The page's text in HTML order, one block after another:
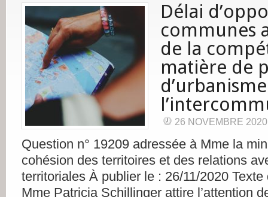
Délai
communes
de la
matière de
26 NOVEMBRE 2020
Question n° 19209 adressée à Mme la
cohésion des territoires et des relations
territoriales À publier le : 26/11/2020
Mme Patricia Schillinger attire l’attention